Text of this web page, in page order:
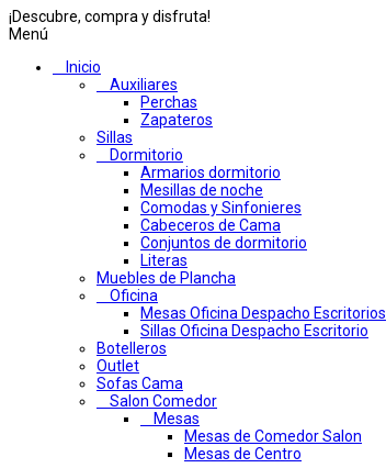
¡Descubre, compra y disfruta!
Menú
Inicio
Auxiliares
Perchas
Zapateros
Sillas
Dormitorio
Armarios dormitorio
Mesillas de noche
Comodas y Sinfonieres
Cabeceros de Cama
Conjuntos de dormitorio
Literas
Muebles de Plancha
Oficina
Mesas Oficina Despacho Escritorios
Sillas Oficina Despacho Escritorio
Botelleros
Outlet
Sofas Cama
Salon Comedor
Mesas
Mesas de Comedor Salon
Mesas de Centro